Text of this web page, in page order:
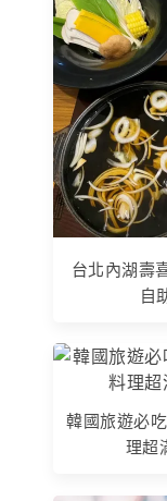
台北內湖壽
自
韓國旅遊必
理超